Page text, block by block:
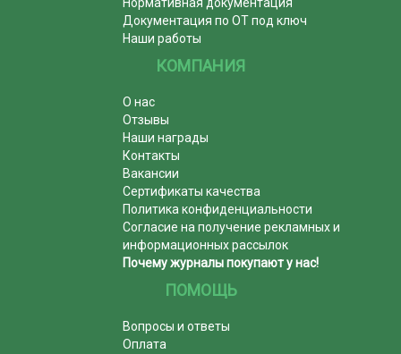
Документация по ОТ под ключ
Наши работы
КОМПАНИЯ
О нас
Отзывы
Наши награды
Контакты
Вакансии
Сертификаты качества
Политика конфиденциальности
Согласие на получение рекламных и
информационных рассылок
Почему журналы покупают у нас!
ПОМОЩЬ
Вопросы и ответы
Оплата